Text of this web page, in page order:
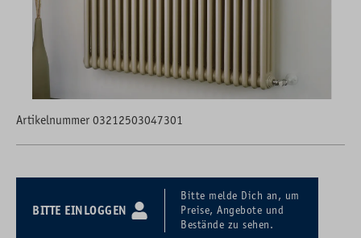
Artikelnummer 03212503047301
BITTE EINLOGGEN
Bitte melde Dich an, um
Preise, Angebote und
Bestände zu sehen.